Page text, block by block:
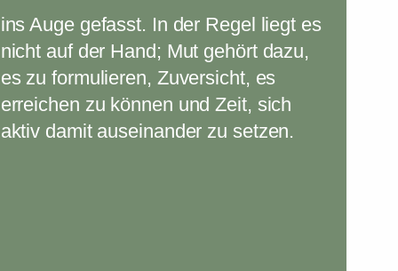
ins Auge gefasst. In der Regel liegt es
nicht auf der Hand; Mut gehört dazu,
es zu formulieren, Zuversicht, es
erreichen zu können und Zeit, sich
aktiv damit auseinander zu setzen.